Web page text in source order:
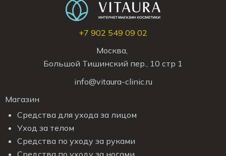
+7 902 549 09 02
Москва,
Большой Тишинский пер., 10 стр 1
info@vitaura-clinic.ru
Магазин
Средства для ухода за лицом
Уход за телом
Средства по уходу за руками